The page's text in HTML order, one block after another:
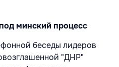
минский процесс
беседы лидеров
"ДНР"